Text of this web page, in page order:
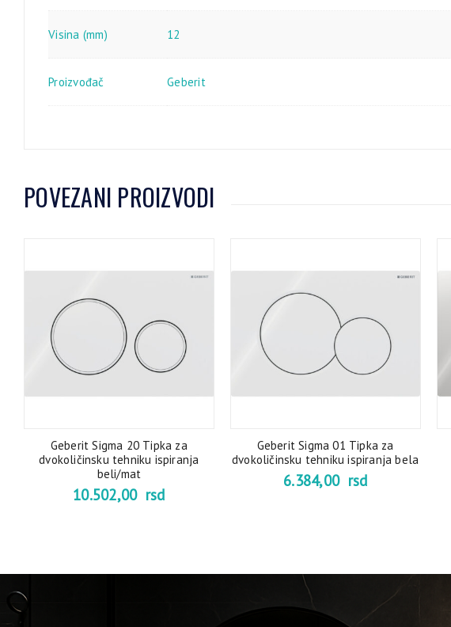
Visina (mm) 12
Proizvođač Geberit
POVEZANI PROIZVODI
Geberit Sigma 20 Tipka za
dvokoličinsku tehniku ispiranja
beli/mat
10.502,00 rsd
Geberit Sigma 01 Tipka za
dvokoličinsku tehniku ispiranja bela
6.384,00 rsd